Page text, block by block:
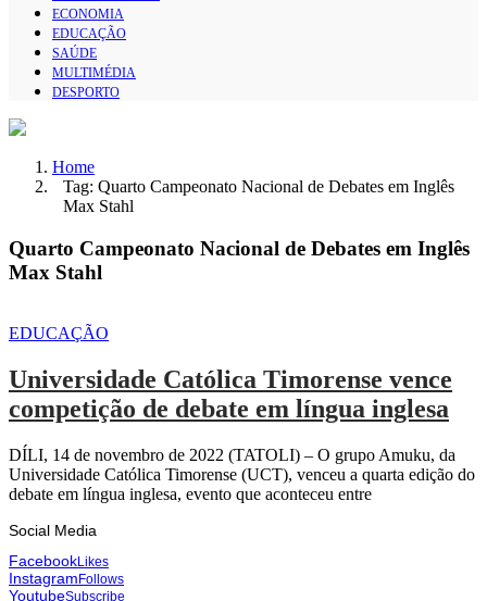
ECONOMIA
EDUCAÇÃO
SAÚDE
MULTIMÉDIA
DESPORTO
Home
Tag: Quarto Campeonato Nacional de Debates em Inglês
Max Stahl
Quarto Campeonato Nacional de Debates em Inglês
Max Stahl
EDUCAÇÃO
Universidade Católica Timorense vence
competição de debate em língua inglesa
DÍLI, 14 de novembro de 2022 (TATOLI) – O grupo Amuku, da
Universidade Católica Timorense (UCT), venceu a quarta edição do
debate em língua inglesa, evento que aconteceu entre
Social Media
FacebookLikes
InstagramFollows
YoutubeSubscribe